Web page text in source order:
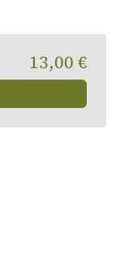
13,00 €